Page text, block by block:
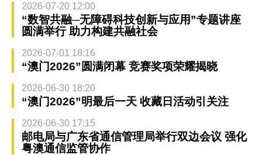
2026-07-20 12:00
“数智共融─无障碍科技创新与应用”专题讲座
圆满举行 助力构建共融社会
2026-07-01 18:16
“澳门2026”圆满闭幕 竞赛奖项荣耀揭晓
2026-06-30 18:20
“澳门2026”明最后一天 收藏日活动引关注
2026-06-30 17:15
邮电局与广东省通信管理局举行双边会议 强化
粤澳通信监管协作